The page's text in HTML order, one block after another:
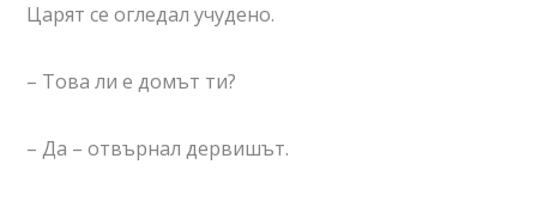
Царят се огледал учудено.
– Това ли е домът ти?
– Да – отвърнал дервишът.